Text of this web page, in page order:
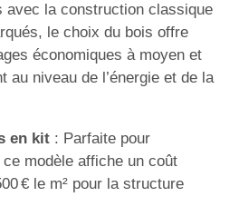
la construction classique
le choix du bois offre
économiques à moyen et
au niveau de l’énergie et de la
en kit: Parfaite pour
ce modèle affiche un coût
€ le m² pour la structure